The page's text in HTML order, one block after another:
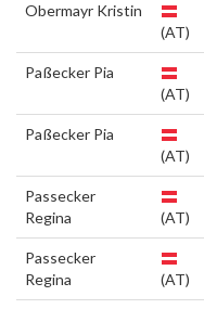
Obermayr Kristin
(AT)
Paßecker Pia
(AT)
Paßecker Pia
(AT)
Passecker
Regina
(AT)
Passecker
Regina
(AT)